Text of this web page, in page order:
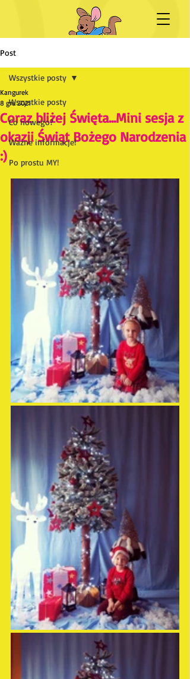
Post
Wszystkie posty
Co nowego?
Ważne informacje!
Po prostu MY!
Wszystkie posty
Coraz bliżej Święta...Mini sesja z
okazji Świąt Bożego Narodzenia
:)
Kangurek
8 gru 2021